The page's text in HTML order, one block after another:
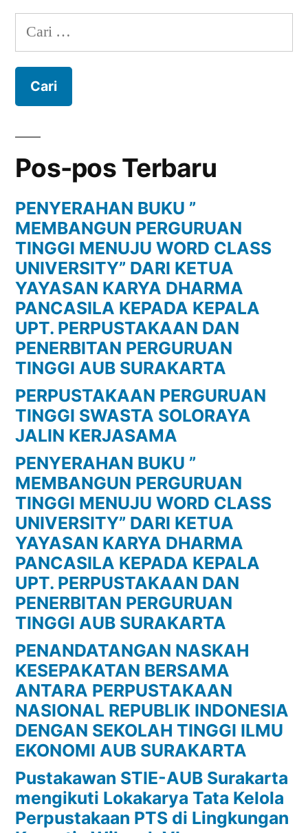
Cari
untuk:
Pos-pos Terbaru
PENYERAHAN BUKU ”
MEMBANGUN PERGURUAN
TINGGI MENUJU WORD CLASS
UNIVERSITY” DARI KETUA
YAYASAN KARYA DHARMA
PANCASILA KEPADA KEPALA
UPT. PERPUSTAKAAN DAN
PENERBITAN PERGURUAN
TINGGI AUB SURAKARTA
PERPUSTAKAAN PERGURUAN
TINGGI SWASTA SOLORAYA
JALIN KERJASAMA
PENYERAHAN BUKU ”
MEMBANGUN PERGURUAN
TINGGI MENUJU WORD CLASS
UNIVERSITY” DARI KETUA
YAYASAN KARYA DHARMA
PANCASILA KEPADA KEPALA
UPT. PERPUSTAKAAN DAN
PENERBITAN PERGURUAN
TINGGI AUB SURAKARTA
PENANDATANGAN NASKAH
KESEPAKATAN BERSAMA
ANTARA PERPUSTAKAAN
NASIONAL REPUBLIK INDONESIA
DENGAN SEKOLAH TINGGI ILMU
EKONOMI AUB SURAKARTA
Pustakawan STIE-AUB Surakarta
mengikuti Lokakarya Tata Kelola
Perpustakaan PTS di Lingkungan